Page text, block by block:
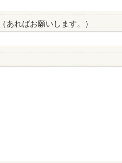
あればお願いします。）